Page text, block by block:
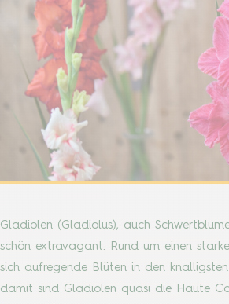
Gladiolen (Gladiolus), auch
schön extravagant. Rund um einen
sich aufregende Blüten in den knalligsten
damit sind Gladiolen quasi die Haute